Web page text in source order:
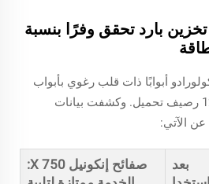
بارد تحقق وفرًا بنسبة
أبوابًا ذات قلب رغوي بأبواب
PVC بسماكة 60 مم عبر 12 رصيف تحميل. وكشفت بيانات
الآتي:
بعد
صفائح إنكونيل X 750: